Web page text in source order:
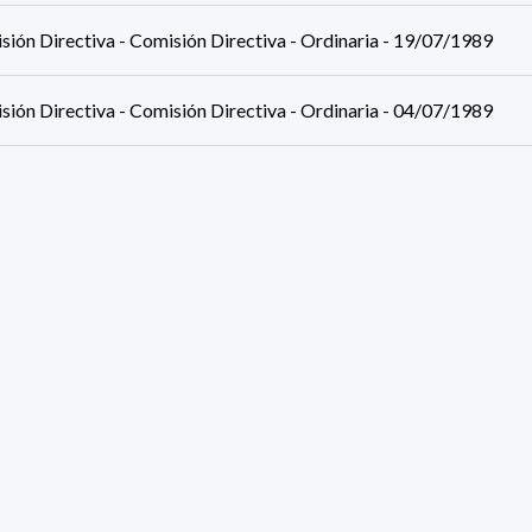
Directiva - Comisión Directiva - Ordinaria - 19/07/1989
Directiva - Comisión Directiva - Ordinaria - 04/07/1989